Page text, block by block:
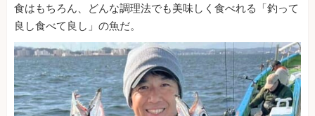
食はもちろん、どんな調理法でも美味しく食べれる「釣って
良し食べて良し」の魚だ。